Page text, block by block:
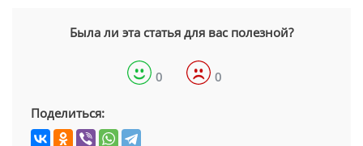
Была ли эта статья для вас полезной?
0 0
Поделиться: